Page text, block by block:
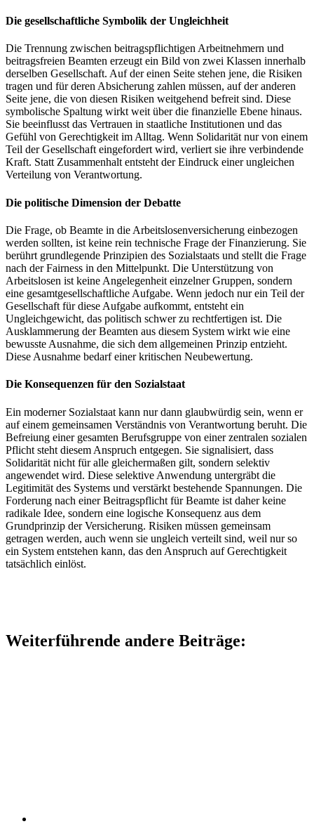
Die gesellschaftliche Symbolik der Ungleichheit
Die Trennung zwischen beitragspflichtigen Arbeitnehmern und
beitragsfreien Beamten erzeugt ein Bild von zwei Klassen innerhalb
derselben Gesellschaft. Auf der einen Seite stehen jene, die Risiken
tragen und für deren Absicherung zahlen müssen, auf der anderen
Seite jene, die von diesen Risiken weitgehend befreit sind. Diese
symbolische Spaltung wirkt weit über die finanzielle Ebene hinaus.
Sie beeinflusst das Vertrauen in staatliche Institutionen und das
Gefühl von Gerechtigkeit im Alltag. Wenn Solidarität nur von einem
Teil der Gesellschaft eingefordert wird, verliert sie ihre verbindende
Kraft. Statt Zusammenhalt entsteht der Eindruck einer ungleichen
Verteilung von Verantwortung.
Die politische Dimension der Debatte
Die Frage, ob Beamte in die Arbeitslosenversicherung einbezogen
werden sollten, ist keine rein technische Frage der Finanzierung. Sie
berührt grundlegende Prinzipien des Sozialstaats und stellt die Frage
nach der Fairness in den Mittelpunkt. Die Unterstützung von
Arbeitslosen ist keine Angelegenheit einzelner Gruppen, sondern
eine gesamtgesellschaftliche Aufgabe. Wenn jedoch nur ein Teil der
Gesellschaft für diese Aufgabe aufkommt, entsteht ein
Ungleichgewicht, das politisch schwer zu rechtfertigen ist. Die
Ausklammerung der Beamten aus diesem System wirkt wie eine
bewusste Ausnahme, die sich dem allgemeinen Prinzip entzieht.
Diese Ausnahme bedarf einer kritischen Neubewertung.
Die Konsequenzen für den Sozialstaat
Ein moderner Sozialstaat kann nur dann glaubwürdig sein, wenn er
auf einem gemeinsamen Verständnis von Verantwortung beruht. Die
Befreiung einer gesamten Berufsgruppe von einer zentralen sozialen
Pflicht steht diesem Anspruch entgegen. Sie signalisiert, dass
Solidarität nicht für alle gleichermaßen gilt, sondern selektiv
angewendet wird. Diese selektive Anwendung untergräbt die
Legitimität des Systems und verstärkt bestehende Spannungen. Die
Forderung nach einer Beitragspflicht für Beamte ist daher keine
radikale Idee, sondern eine logische Konsequenz aus dem
Grundprinzip der Versicherung. Risiken müssen gemeinsam
getragen werden, auch wenn sie ungleich verteilt sind, weil nur so
ein System entstehen kann, das den Anspruch auf Gerechtigkeit
tatsächlich einlöst.
Weiterführende andere Beiträge: